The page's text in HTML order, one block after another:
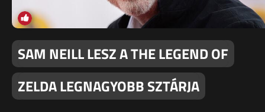
SAM NEILL LESZ A THE LEGEND OF
ZELDA LEGNAGYOBB SZTÁRJA